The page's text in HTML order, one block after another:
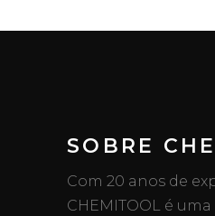
SOBRE
Com 20 anos de
CHEMITOOL é